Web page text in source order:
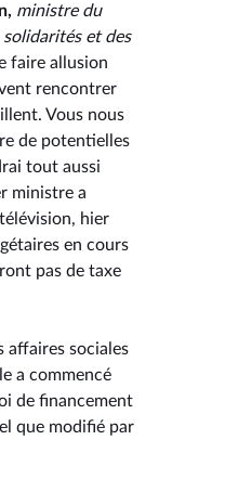
ministre du
solidarités et des
faire allusion
rencontrer
Vous nous
de potentielles
tout aussi
ministre a
hier
en cours
pas de taxe
affaires sociales
a commencé
de financement
que modifié par